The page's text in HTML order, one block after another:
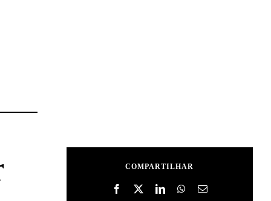
COMPARTILHAR